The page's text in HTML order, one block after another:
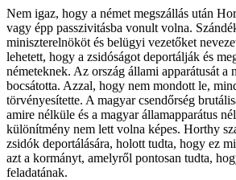
Nem igaz, hogy a német megszállás után
vagy épp passzivitásba vonult volna.
miniszterelnököt és belügyi vezetőket
lehetett, hogy a zsidóságot deportálják és
németeknek. Az ország állami apparátusát a
bocsátotta. Azzal, hogy nem mondott le,
törvényesítette. A magyar csendőrség
amire nélküle és a magyar államapparátus
különítmény nem lett volna képes. Horthy
zsidók deportálására, holott tudta, hogy ez
azt a kormányt, amelyről pontosan tudta,
feladatának.